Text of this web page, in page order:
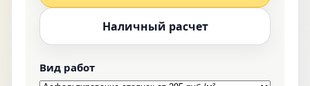
Наличный расчет
Вид работ